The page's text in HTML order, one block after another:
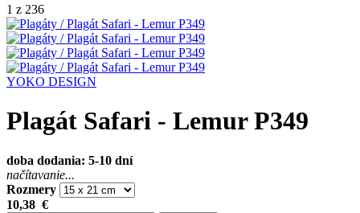
1 z 236
YOKO DESIGN
Plagát Safari - Lemur P349
doba dodania: 5-10 dní
načítavanie...
Rozmery
10,38 €